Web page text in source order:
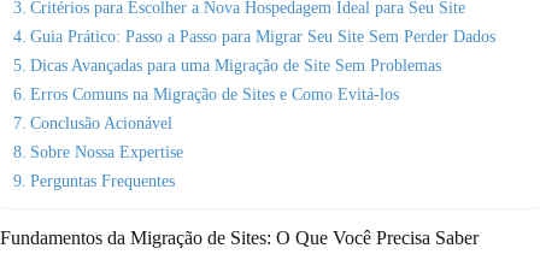
Critérios para Escolher a Nova Hospedagem Ideal para Seu Site
Guia Prático: Passo a Passo para Migrar Seu Site Sem Perder Dados
Dicas Avançadas para uma Migração de Site Sem Problemas
Erros Comuns na Migração de Sites e Como Evitá-los
Conclusão Acionável
Sobre Nossa Expertise
Perguntas Frequentes
Fundamentos da Migração de Sites: O Que Você Precisa Saber